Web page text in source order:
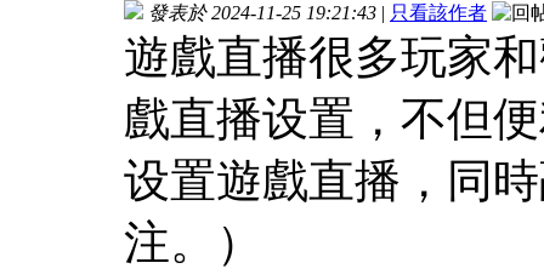
發表於 2024-11-25 19:21:43 | 只看該作者
遊戲直播很多玩家
戲直播设置，不但
设置遊戲直播，同
注。）